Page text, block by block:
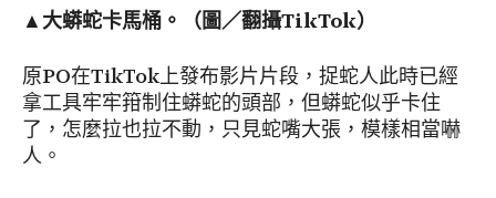
▲大蟒蛇卡馬桶。（圖／翻攝TikTok）
原PO在TikTok上發布影片片段，捉蛇人此時已經
拿工具牢牢箝制住蟒蛇的頭部，但蟒蛇似乎卡住
了，怎麼拉也拉不動，只見蛇嘴大張，模樣相當嚇
人。